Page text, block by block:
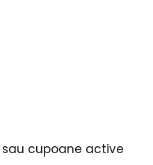
cupoane active